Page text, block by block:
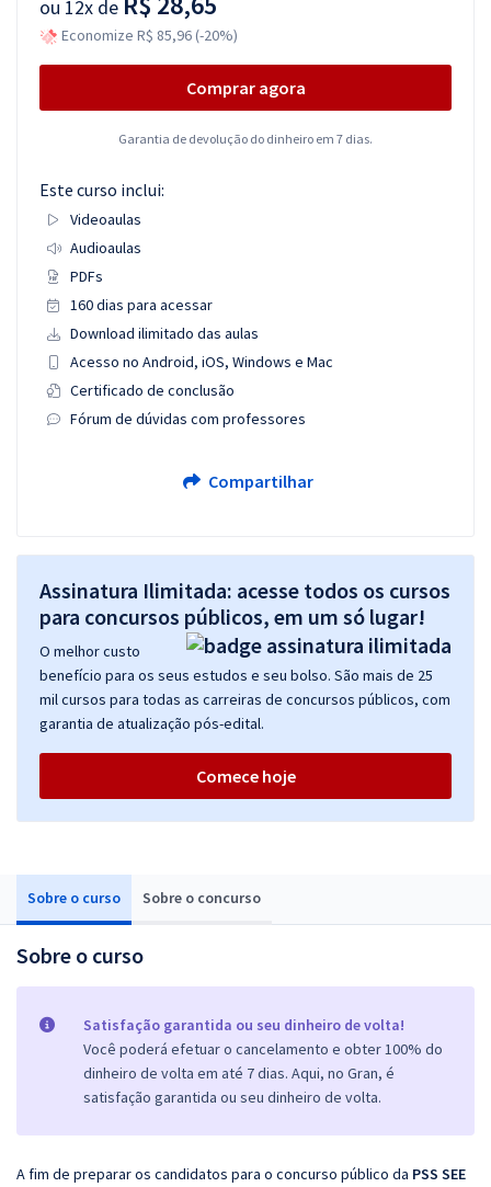
Sobre o curso Sobre o concurso
Sobre o curso
Satisfação garantida ou seu dinheiro de volta!
Você poderá efetuar o cancelamento e obter 100% do
dinheiro de volta em até 7 dias. Aqui, no Gran, é
satisfação garantida ou seu dinheiro de volta.
A fim de preparar os candidatos para o concurso público da PSS SEE
ou 12x de
Economize R$ 85,96 (-20%)
Comprar agora
Garantia de devolução do dinheiro em 7 dias.
Este curso inclui:
Videoaulas
Audioaulas
PDFs
160 dias para acessar
Download ilimitado das aulas
Acesso no Android, iOS, Windows e Mac
Certificado de conclusão
Fórum de dúvidas com professores
Compartilhar
Assinatura Ilimitada: acesse todos os cursos
para concursos públicos, em um só lugar!
O melhor custo
benefício para os seus estudos e seu bolso. São mais de 25
mil cursos para todas as carreiras de concursos públicos, com
garantia de atualização pós-edital.
Comece hoje